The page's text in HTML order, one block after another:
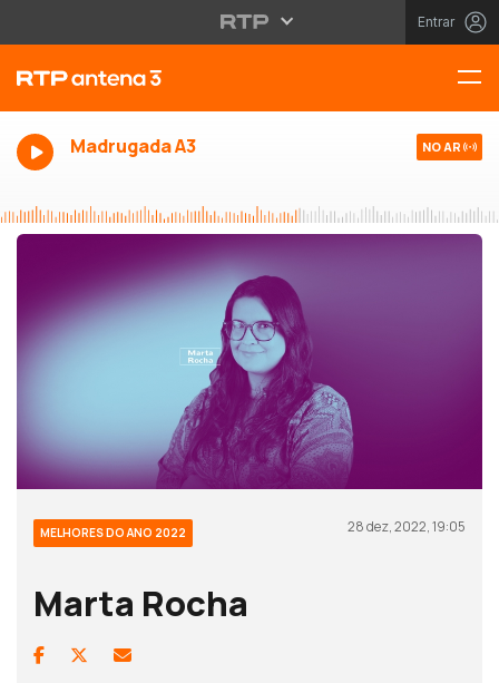
Entrar
Madrugada A3 NO AR
MELHORES DO ANO 2022 28 dez, 2022, 19:05
Marta Rocha